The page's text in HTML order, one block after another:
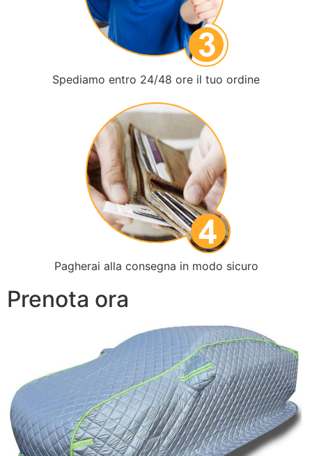
Spediamo entro 24/48 ore il tuo ordine
Pagherai alla consegna in modo sicuro
Prenota ora